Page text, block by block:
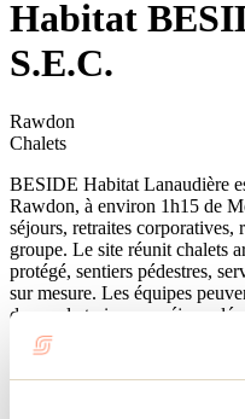
Habitat
S.E.C.
Rawdon
Chalets
BESIDE Habitat Lanaudière
Rawdon, à environ 1h15 de
séjours, retraites corporatives,
groupe. Le site réunit chalets
protégé, sentiers pédestres,
sur mesure. Les équipes
du recul et vivre un séjour clé
hospitalité sincère.
Afficher plus